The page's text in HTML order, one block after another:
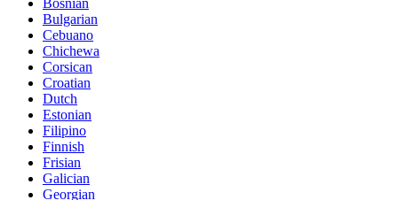
Bosnian
Bulgarian
Cebuano
Chichewa
Corsican
Croatian
Dutch
Estonian
Filipino
Finnish
Frisian
Galician
Georgian